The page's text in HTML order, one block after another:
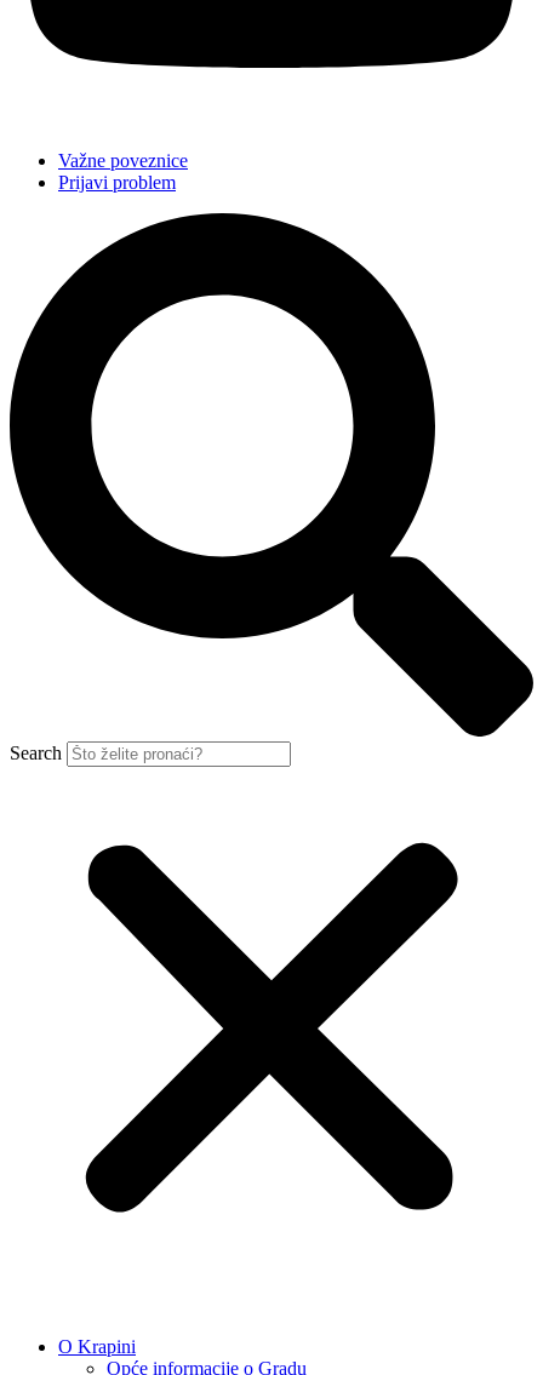
Važne poveznice
Prijavi problem
Search
O Krapini
Opće informacije o Gradu